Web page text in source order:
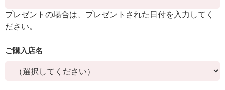
プレゼントの場合は、プレゼントされた日付を入力してく
ださい。
ご購入店名